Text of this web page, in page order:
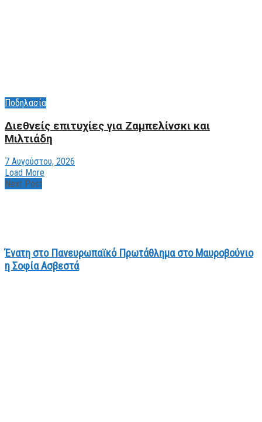
Ποδηλασία
Διεθνείς επιτυχίες για Ζαμπελίνσκι και
Μιλτιάδη
7 Αυγούστου, 2026
Load More
Next Post
Ένατη στο Πανευρωπαϊκό Πρωτάθλημα στο Μαυροβούνιο
η Σοφία Ασβεστά